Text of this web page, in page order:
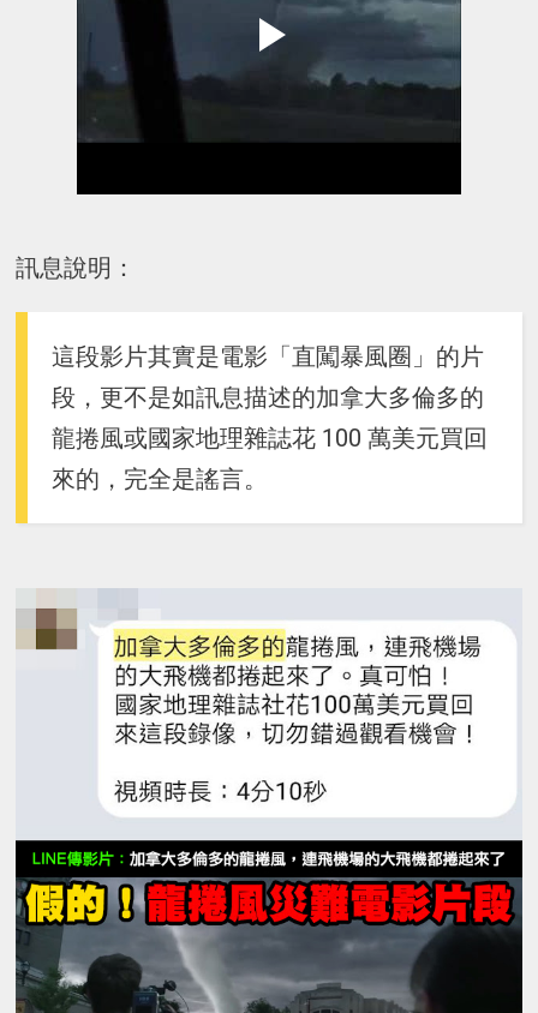
訊息說明：
這段影片其實是電影「直闖暴風圈」的片
段，更不是如訊息描述的加拿大多倫多的
龍捲風或國家地理雜誌花 100 萬美元買回
來的，完全是謠言。